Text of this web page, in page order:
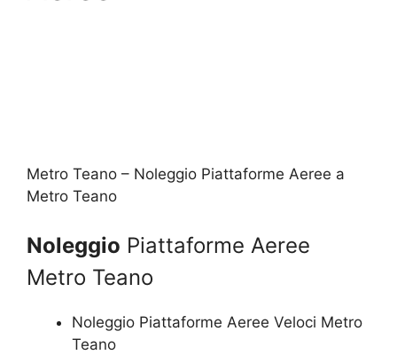
Metro Teano – Noleggio Piattaforme Aeree a
Metro Teano
Noleggio Piattaforme Aeree
Metro Teano
Noleggio Piattaforme Aeree Veloci Metro
Teano